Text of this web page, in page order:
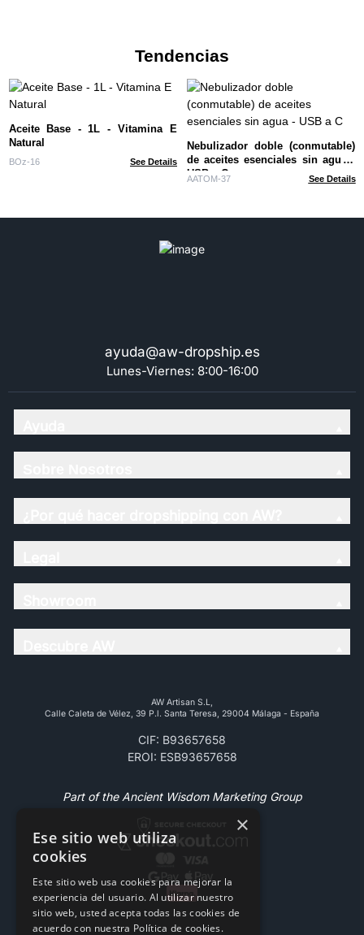
Tendencias
Aceite Base - 1L - Vitamina E
Natural
BOz-16 See Details
Nebulizador doble (conmutable)
de aceites esenciales sin agua -
USB a C
AATOM-37 See Details
ayuda@aw-dropship.es
Lunes-Viernes: 8:00-16:00
AW Artisan S.L,
Calle Caleta de Vélez, 39 P.l. Santa Teresa, 29004 Málaga - España
CIF: B93657658
EROI: ESB93657658
Part of the Ancient Wisdom Marketing Group
×
Ese sitio web utiliza
cookies
Este sitio web usa cookies para mejorar la
experiencia del usuario. Al utilizar nuestro
sitio web, usted acepta todas las cookies de
acuerdo con nuestra Política de cookies.